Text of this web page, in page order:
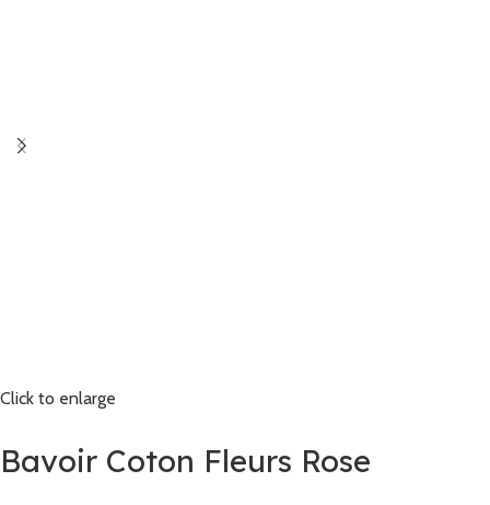
Click to enlarge
Bavoir Coton Fleurs Rose